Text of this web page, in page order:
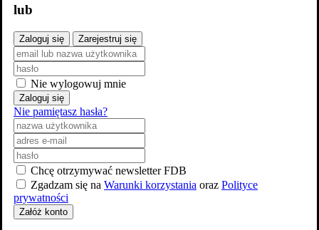
Euforia: Ta mała świnka 3x5
lub
Zaloguj się Zarejestruj się
Nie wylogowuj mnie
Zaloguj się
Nie pamiętasz hasła?
Chcę otrzymywać newsletter FDB
Zgadzam się na Warunki korzystania oraz Polityce
prywatności
Załóż konto